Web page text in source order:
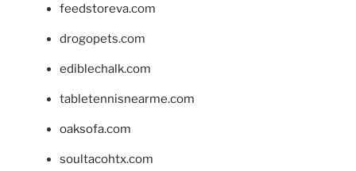
feedstoreva.com
drogopets.com
ediblechalk.com
tabletennisnearme.com
oaksofa.com
soultacohtx.com